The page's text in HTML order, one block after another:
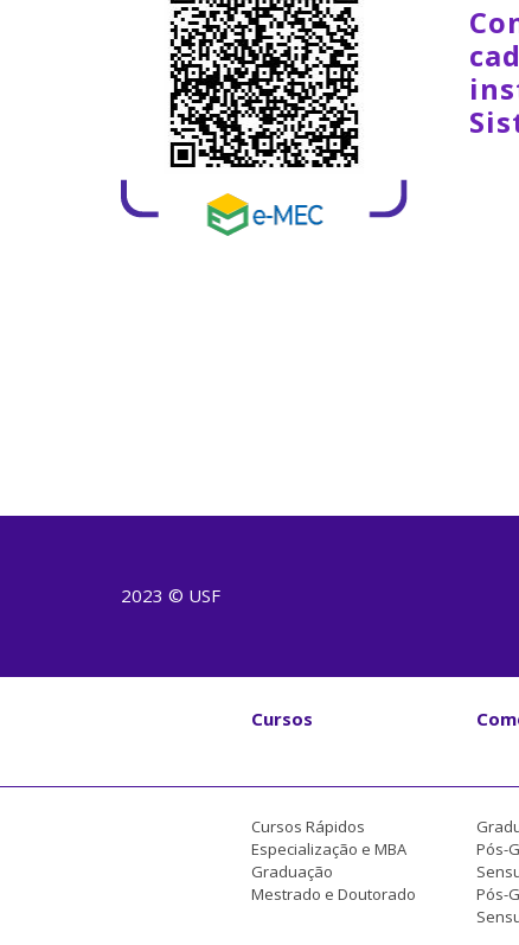
2023 © USF
Cursos
Cursos Rápidos
Especialização e MBA
Graduação
Mestrado e Doutorado
Pós-
Pós-